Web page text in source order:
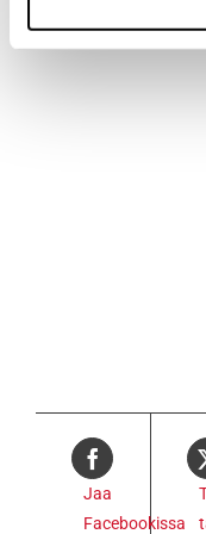
Jaa
Facebookissa